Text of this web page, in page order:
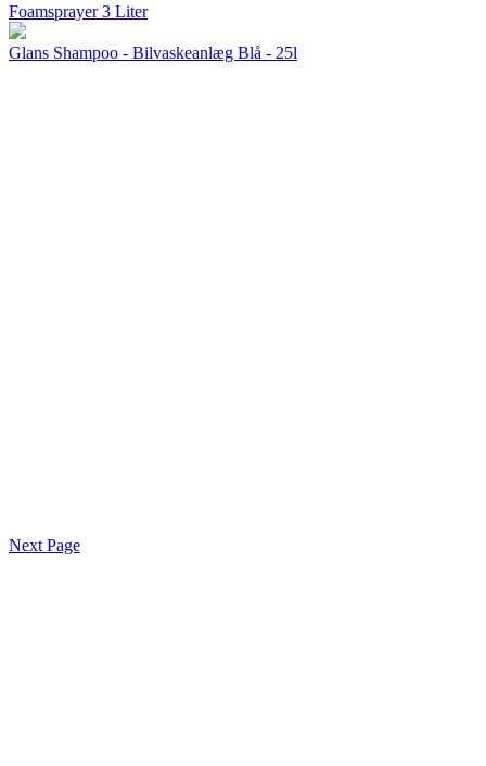
Foamsprayer 3 Liter
Glans Shampoo - Bilvaskeanlæg Blå - 25l
Next Page